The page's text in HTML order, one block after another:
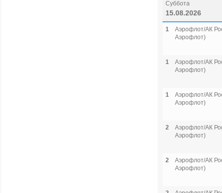
Суббота
15.08.2026
1
Аэрофлот/АК
Аэрофлот)
1
Аэрофлот/АК
Аэрофлот)
1
Аэрофлот/АК
Аэрофлот)
2
Аэрофлот/АК
Аэрофлот)
2
Аэрофлот/АК
Аэрофлот)